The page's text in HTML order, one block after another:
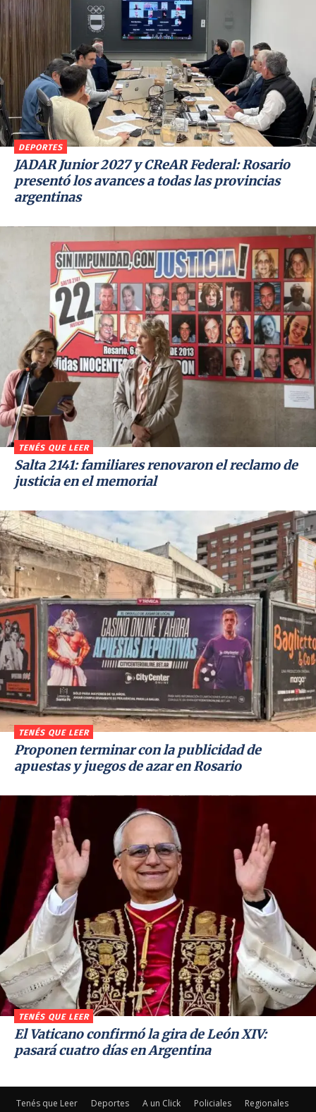
DEPORTES
JADAR Junior 2027 y CReAR Federal: Rosario
presentó los avances a todas las provincias
argentinas
TENÉS QUE LEER
Salta 2141: familiares renovaron el reclamo de
justicia en el memorial
TENÉS QUE LEER
Proponen terminar con la publicidad de
apuestas y juegos de azar en Rosario
TENÉS QUE LEER
El Vaticano confirmó la gira de León XIV:
pasará cuatro días en Argentina
Tenés que Leer Deportes A un Click Policiales Regionales